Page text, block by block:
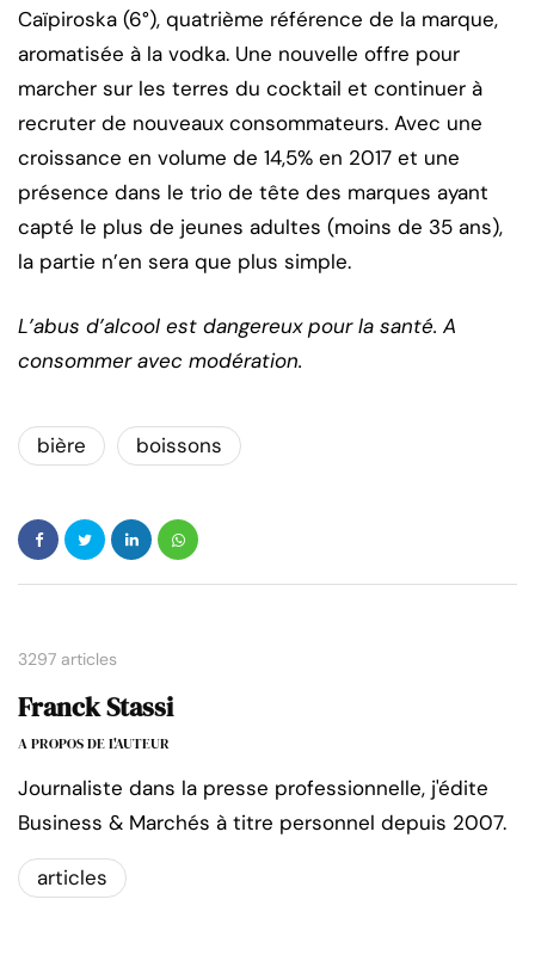
Caïpiroska (6°), quatrième référence de la marque,
aromatisée à la vodka. Une nouvelle offre pour
marcher sur les terres du cocktail et continuer à
recruter de nouveaux consommateurs. Avec une
croissance en volume de 14,5% en 2017 et une
présence dans le trio de tête des marques ayant
capté le plus de jeunes adultes (moins de 35 ans),
la partie n’en sera que plus simple.
L’abus d’alcool est dangereux pour la santé. A
consommer avec modération.
bière boissons
3297 articles
Franck Stassi
A PROPOS DE L'AUTEUR
Journaliste dans la presse professionnelle, j'édite
Business & Marchés à titre personnel depuis 2007.
articles